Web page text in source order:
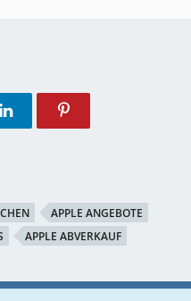
APPLE ANGEBOTE
APPLE ABVERKAUF